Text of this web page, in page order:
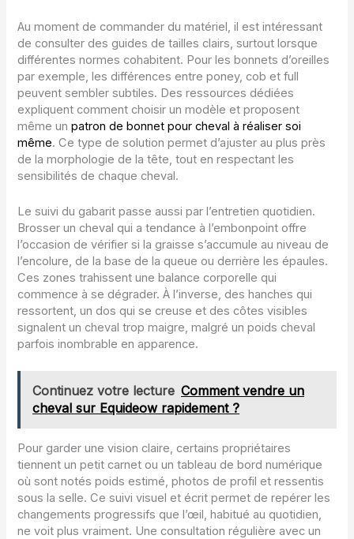
Au moment de commander du matériel, il est intéressant
de consulter des guides de tailles clairs, surtout lorsque
différentes normes cohabitent. Pour les bonnets d’oreilles
par exemple, les différences entre poney, cob et full
peuvent sembler subtiles. Des ressources dédiées
expliquent comment choisir un modèle et proposent
même unpatron de bonnet pour cheval à réaliser soi
même. Ce type de solution permet d’ajuster au plus près
de la morphologie de la tête, tout en respectant les
sensibilités de chaque cheval.
Le suivi du gabarit passe aussi par l’entretien quotidien.
Brosser un cheval qui a tendance à l’embonpoint offre
l’occasion de vérifier si la graisse s’accumule au niveau de
l’encolure, de la base de la queue ou derrière les épaules.
Ces zones trahissent une balance corporelle qui
commence à se dégrader. À l’inverse, des hanches qui
ressortent, un dos qui se creuse et des côtes visibles
signalent un cheval trop maigre, malgré un poids cheval
parfois inombrable en apparence.
Continuez votre lecture Comment vendre un
cheval sur Equideow rapidement ?
Pour garder une vision claire, certains propriétaires
tiennent un petit carnet ou un tableau de bord numérique
où sont notés poids estimé, photos de profil et ressentis
sous la selle. Ce suivi visuel et écrit permet de repérer les
changements progressifs que l’œil, habitué au quotidien,
ne voit plus vraiment. Une consultation régulière avec un